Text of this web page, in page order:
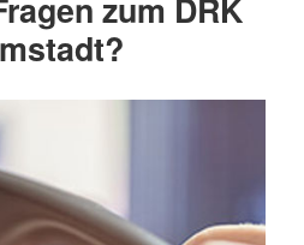
zum DRK